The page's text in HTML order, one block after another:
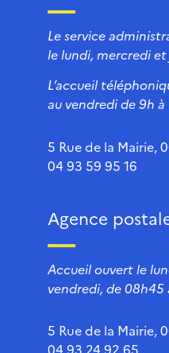
Le service
le lundi, mercredi et
L’accueil
au vendredi de 9h à
5 Rue de la Mairie,
04 93 59 95 16
Agence
Accueil ouvert le
vendredi, de 08h45
5 Rue de la Mairie,
04 93 24 92 65